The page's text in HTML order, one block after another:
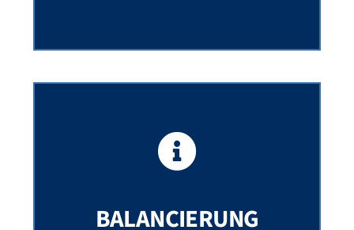
BALANCIERUNG